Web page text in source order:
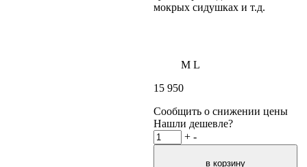
мокрых сидушках и т.д.
M L
15 950
Сообщить о снижении цены
Нашли дешевле?
+ -